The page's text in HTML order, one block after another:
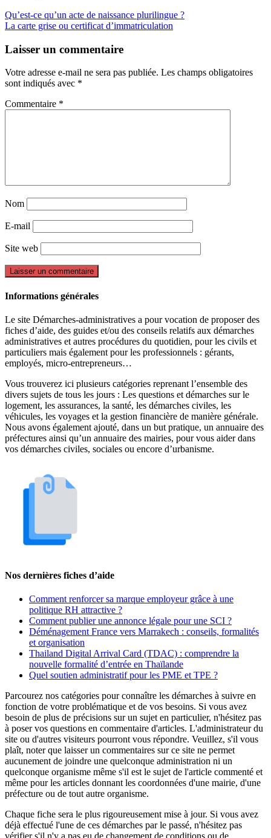
Qu’est-ce qu’un acte de naissance plurilingue ?
La carte grise ou certificat d’immatriculation
Laisser un commentaire
Votre adresse e-mail ne sera pas publiée. Les champs obligatoires
sont indiqués avec *
Commentaire *
Nom
E-mail
Site web
Informations générales
Le site Démarches-administratives a pour vocation de proposer des
fiches d’aide, des guides et/ou des conseils relatifs aux démarches
administratives et autres procédures du quotidien, pour les civils et
particuliers mais également pour les professionnels : gérants,
employés, micro-entrepreneurs…
Vous trouverez ici plusieurs catégories reprenant l’ensemble des
divers sujets de tous les jours : Les questions et démarches sur le
logement, les assurances, la santé, les démarches civiles, les
véhicules, les voyages et la gestion financière de manière générale.
Nous avons également ajouté, dans un but pratique, un annuaire des
préfectures ainsi qu’un annuaire des mairies, pour vous aider dans
vos démarches civiles, sociales ou encore d’urbanisme.
Nos dernières fiches d’aide
Comment renforcer sa marque employeur grâce à une
politique RH attractive ?
Comment publier une annonce légale pour une SCI ?
Déménagement France vers Marrakech : conseils, formalités
et organisation
Thailand Digital Arrival Card (TDAC) : comprendre la
nouvelle formalité d’entrée en Thaïlande
Quel soutien administratif pour les PME et TPE ?
Parcourez nos catégories pour connaître les démarches à suivre en
fonction de votre problématique et de vos besoins. Si vous avez
besoin de plus de précisions sur un sujet en particulier, n'hésitez pas
à poser vos questions en commentaire d'articles. L'administrateur du
site ou d'autres visiteurs pourront vous répondre. Veuillez, s'il vous
plaît, noter que laisser un commentaires sur ce site ne permet
aucunement de joindre une quelconque administration ni un
quelconque organisme même s'il est le sujet de l'article commenté et
même pour les articles donnant les coordonnées d'une mairie, d'une
préfecture ou de tout autre organisme.
Chaque fiche sera le plus rigoureusement mise à jour. Si vous avez
déjà effectué l'une de ces démarches par le passé, n'hésitez pas